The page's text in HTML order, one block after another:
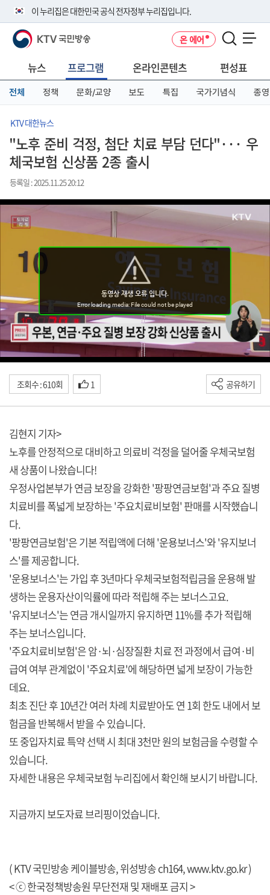
이 누리집은 대한민국 공식 전자정부 누리집입니다.
공식 누리집 주소 확인하기
니다.
이밖에 or.kr 또는 .kr등 다른 도메인 주소를 사용하고 있다면 아래 URL에
서 도메인 주소를 확인해 보세요
KTV 국민방송 온 에어
뉴스 프로그램 온라인콘텐츠 편성표
전체 정책 문화/교양 보도 특집 국가기념식 종영
KTV 대한뉴스
"노후 준비 걱정, 첨단 치료 부담 던다"··· 우
체국보험 신상품 2종 출시
등록일 : 2025.11.25 20:12
조회수 : 610회 1 공유하기
김현지 기자>
노후를 안정적으로 대비하고 의료비 걱정을 덜어줄 우체국보험
새 상품이 나왔습니다!
우정사업본부가 연금 보장을 강화한 '팡팡연금보험'과 주요 질병
치료비를 폭넓게 보장하는 '주요치료비보험' 판매를 시작했습니
다.
'팡팡연금보험'은 기본 적립액에 더해 '운용보너스'와 '유지보너
스'를 제공합니다.
'운용보너스'는 가입 후 3년마다 우체국보험적립금을 운용해 발
생하는 운용자산이익률에 따라 적립해 주는 보너스고요.
'유지보너스'는 연금 개시일까지 유지하면 11%를 추가 적립해
주는 보너스입니다.
'주요치료비보험'은 암·뇌·심장질환 치료 전 과정에서 급여·비
급여 여부 관계없이 '주요치료'에 해당하면 넓게 보장이 가능한
데요.
최초 진단 후 10년간 여러 차례 치료받아도 연 1회 한도 내에서 보
험금을 반복해서 받을 수 있습니다.
또 중입자치료 특약 선택 시 최대 3천만 원의 보험금을 수령할 수
있습니다.
자세한 내용은 우체국보험 누리집에서 확인해 보시기 바랍니다.
지금까지 보도자료 브리핑이었습니다.
( KTV 국민방송 케이블방송, 위성방송 ch164,www.ktv.go.kr)
< ⓒ 한국정책방송원 무단전재 및 재배포 금지 >